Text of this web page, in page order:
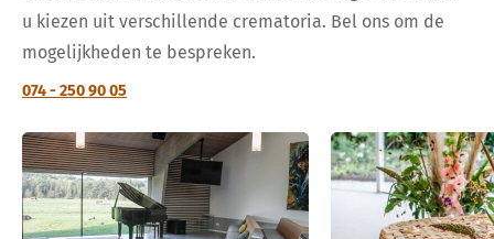
u kiezen uit verschillende crematoria. Bel ons om de
mogelijkheden te bespreken.
074 - 250 90 05